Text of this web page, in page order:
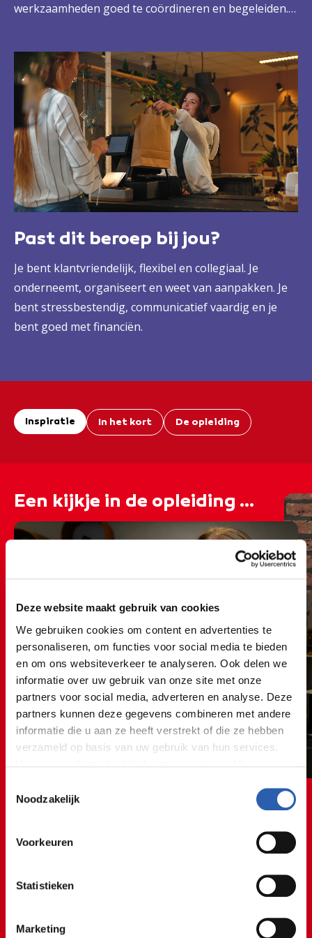
Deze website maakt gebruik van cookies
We gebruiken cookies om content en advertenties te
personaliseren, om functies voor social media te bieden
en om ons websiteverkeer te analyseren. Ook delen we
informatie over uw gebruik van onze site met onze
partners voor social media, adverteren en analyse. Deze
partners kunnen deze gegevens combineren met andere
informatie die u aan ze heeft verstrekt of die ze hebben
verzameld op basis van uw gebruik van hun services.
We werken samen met
die uw gegevens
Noodzakelijk
Voorkeuren
Statistieken
Marketing
werkzaamheden goed te coördineren en begeleiden.
begeleiden en motiveren. Zo zorg je voor een goede
organisatie en een sterk team, waarmee je samen die
winkel tot een succes maakt.
Past dit beroep bij jou?
Je bent klantvriendelijk, flexibel en collegiaal. Je
onderneemt, organiseert en weet van aanpakken. Je
bent stressbestendig, communicatief vaardig en je
bent goed met financiën.
Inspiratie In het kort De opleiding
Een kijkje in de opleiding ...
Ik vind het geweldig om een
klant goed advies te geven!